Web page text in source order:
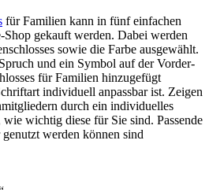
für Familien kann in fünf einfachen
gekauft werden. Dabei werden
sowie die Farbe ausgewählt.
und ein Symbol auf der Vorder-
für Familien hinzugefügt
individuell anpassbar ist. Zeigen
durch ein individuelles
wichtig diese für Sie sind. Passende
werden können sind